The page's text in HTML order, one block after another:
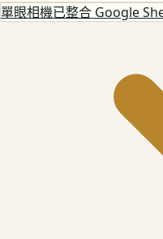
單眼相機已整合 Google